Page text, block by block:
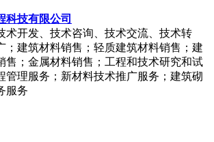
科技有限公司
术开发、技术咨询、技术交流、技术转
；建筑材料销售；轻质建筑材料销售；建
售；金属材料销售；工程和技术研究和试
管理服务；新材料技术推广服务；建筑砌
服务